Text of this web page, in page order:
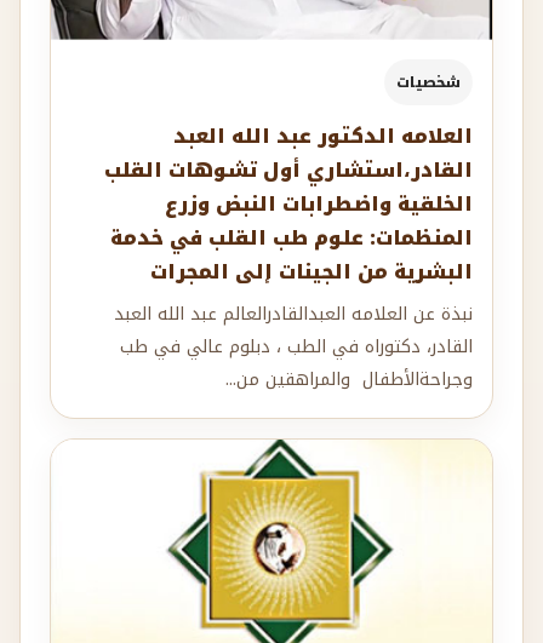
شخصيات
العلامه الدكتور عبد الله العبد
القادر،استشاري ‏أول تشوهات القلب
الخلقية واضطرابات النبض وزرع
المنظمات: علوم طب القلب في خدمة
البشرية من الجينات إلى المجرات
نبذة عن العلامه العبدالقادرالعالم عبد الله العبد
القادر، دكتوراه في الطب ، دبلوم عالي في طب
وجراحةالأطفال والمراهقين من...